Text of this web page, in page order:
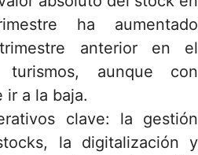
ha aumentado
anterior en el
aunque con
ir a la baja.
clave: la gestión
la digitalización y